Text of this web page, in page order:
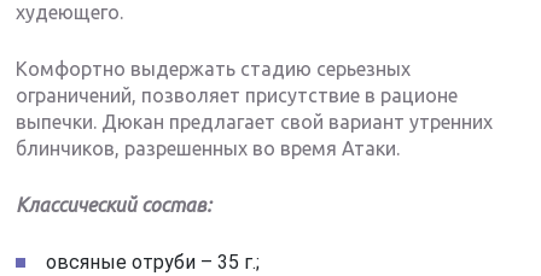
худеющего.
Комфортно выдержать стадию серьезных
ограничений, позволяет присутствие в рационе
выпечки. Дюкан предлагает свой вариант утренних
блинчиков, разрешенных во время Атаки.
Классический состав:
овсяные отруби – 35 г.;